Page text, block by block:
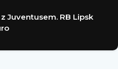
Juventusem. RB Lipsk